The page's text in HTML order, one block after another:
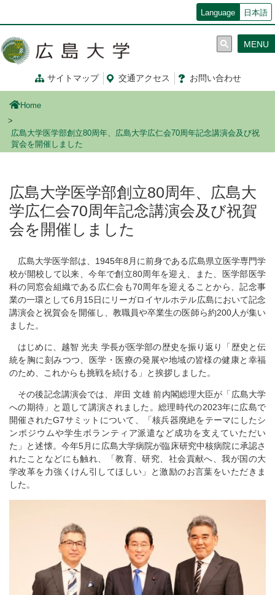
コ
ン
移
Language 日本語
サイトマップ 交通アクセス お問い合わせ
MENU
Home
広島大学医学部創立80周年、広島大学広仁会70周年記念講演会及び祝
賀会を開催しました
広島大学医学部創立80周年、広島大
学広仁会70周年記念講演会及び祝賀
会を開催しました
広島大学医学部は、1945年8月に前身である広島県立医学専門学
校が開校して以来、今年で創立80周年を迎え、また、医学部医学
科の同窓会組織である広仁会も70周年を迎えることから、記念事
業の一環として6月15日にリーガロイヤルホテル広島において記念
講演会と祝賀会を開催し、教職員や卒業生の医師ら約200人が集い
ました。
はじめに、越智 光夫 学長が医学部の歴史を振り返り「歴史と伝
統を胸に刻みつつ、医学・医療の発展や地域の皆様の健康と幸福
のため、これからも挑戦を続ける」と挨拶しました。
その後記念講演会では、岸田 文雄 前内閣総理大臣が「広島大学
への期待」と題して講演されました。総理時代の2023年に広島で
開催されたG7サミットについて、「核兵器廃絶をテーマにしたシ
ンポジウムや学生ボランティア派遣など成功を支えていただい
た」と述懐。今年5月に広島大学病院が臨床研究中核病院に承認さ
れたことなどにも触れ、「教育、研究、社会貢献へ、我が国の大
学改革を力強くけん引してほしい」と激励のお言葉をいただきま
した。